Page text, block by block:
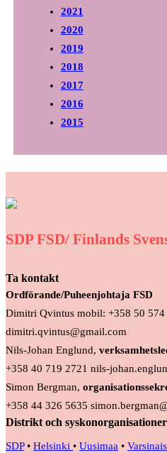
2021
2020
2019
2018
2017
2016
2015
SDP FSD/ Finlands
Ta kontakt
Ordförande/Puheenjohtaja FSD
Dimitri Qvintus mobil: +358 50 574
dimitri.qvintus@gmail.com
Nils-Johan Englund,
+358 40 719 2721 nils-
Simon Bergman,
+358 44 326 5635
Distrikt och syskonorganisationer
SDP• Helsinki • Uusimaa •